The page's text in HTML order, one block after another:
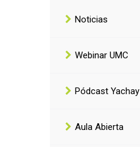
Noticias
Webinar UMC
Pódcast Yachay
Aula Abierta